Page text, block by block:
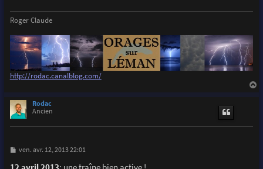
Roger Claude
http://rodac.canalblog.com/
Rodac
Ancien
M
s
ven. avr. 12, 2013 22:01